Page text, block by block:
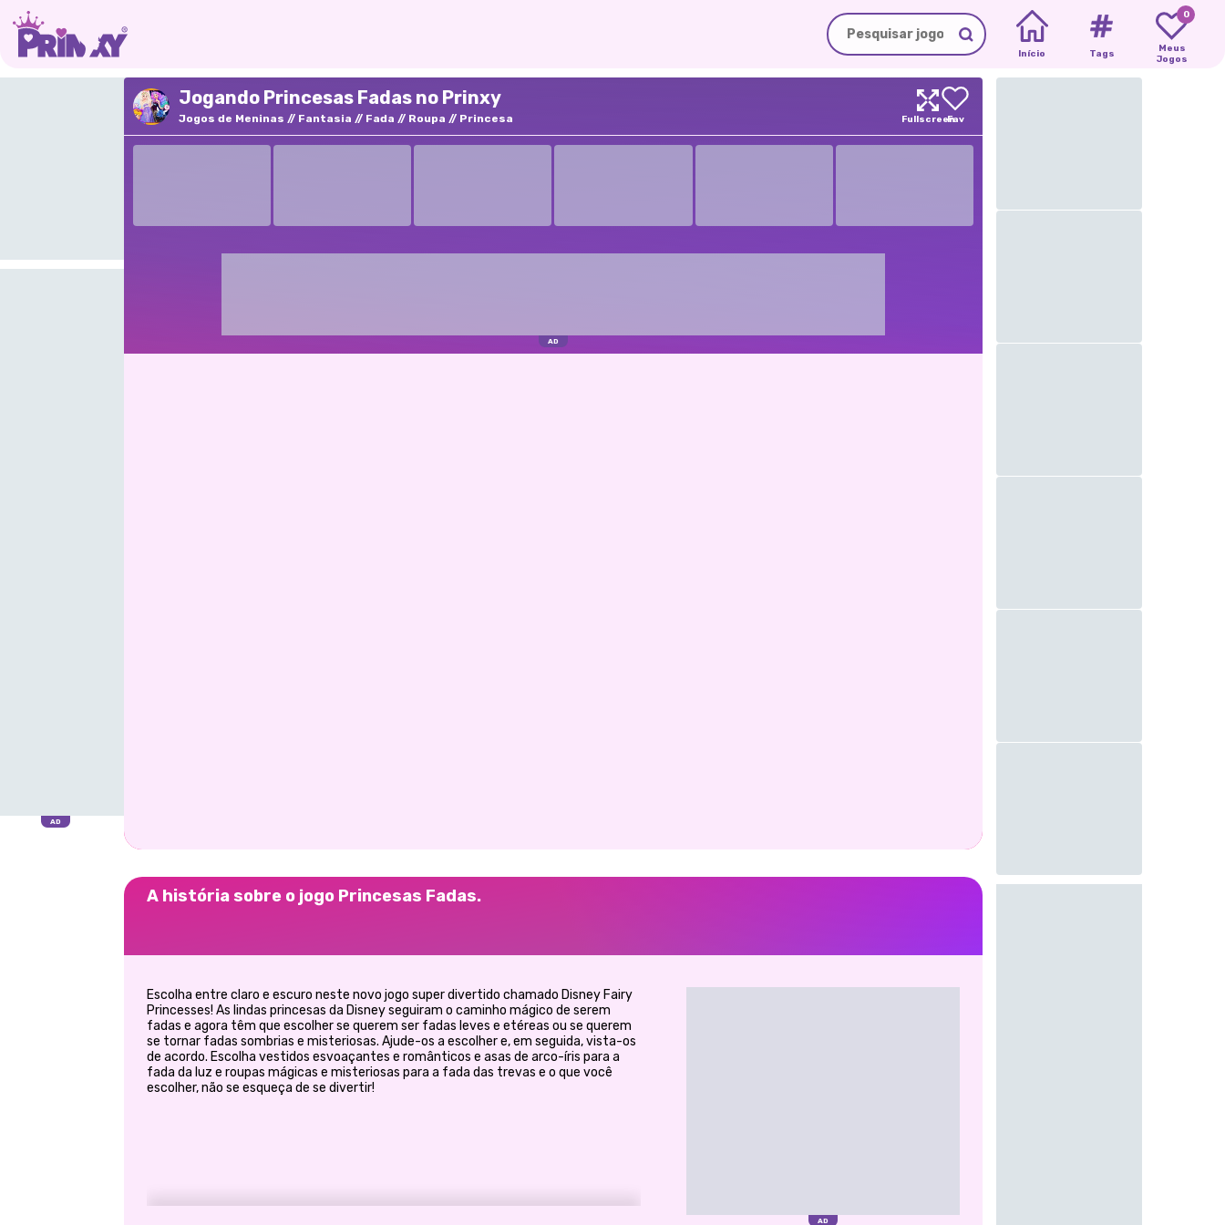
Início Tags
0
Meus
Jogos
Jogando Princesas Fadas no Prinxy
Jogos de Meninas Fantasia Fada Roupa Princesa
A história sobre o jogo Princesas Fadas.
Escolha entre claro e escuro neste novo jogo super divertido chamado Disney Fairy
Princesses! As lindas princesas da Disney seguiram o caminho mágico de serem
fadas e agora têm que escolher se querem ser fadas leves e etéreas ou se querem
se tornar fadas sombrias e misteriosas. Ajude-os a escolher e, em seguida, vista-os
de acordo. Escolha vestidos esvoaçantes e românticos e asas de arco-íris para a
fada da luz e roupas mágicas e misteriosas para a fada das trevas e o que você
escolher, não se esqueça de se divertir!